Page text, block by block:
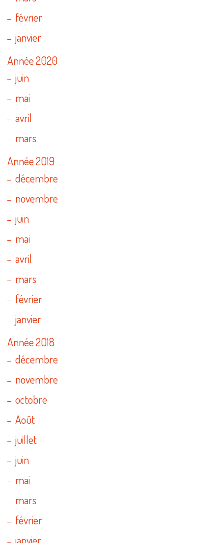
février
janvier
Année 2020
juin
mai
avril
mars
Année 2019
décembre
novembre
juin
mai
avril
mars
février
janvier
Année 2018
décembre
novembre
octobre
Août
juillet
juin
mai
mars
février
janvier